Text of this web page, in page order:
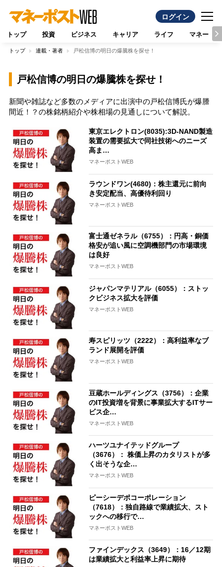
ログイン
トップ 投資 ビジネス キャリア ライフ マネー
トップ 連載・著者 戸松信博の明日の爆騰株を探せ！
戸松信博の明日の爆騰株を探せ！
新聞や雑誌など多数のメディアに出演中の戸松信博氏が爆謄
間近！？の株銘柄紹介や株相場の見通しについて解説。
東京エレクトロン(8035):3D-NAND製造
装置の需要拡大で同社技術へのニーズ
高ま…
マネーポストWEB
ラウンドワン(4680)：株主還元に前向
き安定配当、高優待利回り
マネーポストWEB
富士通ゼネラル（6755）：円高・銅価
格安が追い風に空調機部門の市場環境
は良好
マネーポストWEB
ジャパンマテリアル（6055）：ストッ
クビジネス拡大を評価
マネーポストWEB
寿スピリッツ（2222）：高利益率なブ
ランド展開を評価
マネーポストWEB
豆蔵ホールディングス（3756）：企業
のIT投資増を背景に事業拡大するITサー
ビス企…
マネーポストWEB
ハーツユナイテッドグループ
（3676）： 株価上昇のカタリストが多
く出そうな企…
マネーポストWEB
ピーシーデポコーポレーション
（7618）：独自路線で業績拡大、スト
ックへの移行で…
マネーポストWEB
ファインデックス（3649）：16／12期
は業績拡大と利益率上昇に期待